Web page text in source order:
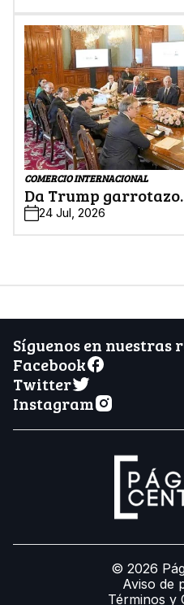
COMERCIO INTERNACIONAL
Da Trump
24 Jul, 2026
Síguenos en nuestras
Facebook
Twitter
Instagram
© 2026
Aviso de
Términos y